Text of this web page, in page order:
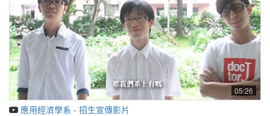
05:26
應用經濟學系 - 招生宣傳影片